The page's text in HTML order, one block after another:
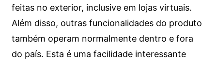
feitas no exterior, inclusive em lojas virtuais.
Além disso, outras funcionalidades do produto
também operam normalmente dentro e fora
do país. Esta é uma facilidade interessante